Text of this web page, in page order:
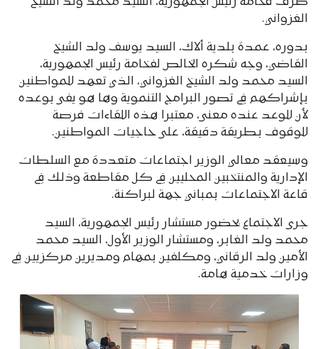
الغزواني.
بدوره، عمدة بلدية ألاك، السيد يوسف ولد الشيخ
القاضي، وجه شكره الخالص لفخامة رئيس الجمهورية،
السيد محمد ولد الشيخ الغزواني، الذي تعهد للمواطنين
بإشراكهم في تصور البرامج التنموية وها هو يفى بوعده
لأن للوعد عنده معنى، معتبرا هذه اللقاءات فرصة
للوقوف بطريقة دقيقة، على حاجيات المواطنين.
وسيعقد معالي الوزير اجتماعات متعددة مع السلطات
الإدارية والمنتخبين المحليين في كل مقاطعة وذلك في
قاعة الاجتماعات بمباني جهة لبراكنة.
جرى الاجتماع بحضور مستشار رئيس الجمهورية، السيد
محمد ولد الغابر، ومستشار الوزير الأول، السيد محمد
الأمين ولد الرقاني، ومكلفين بمهام ومديرين مركزيين في
وزارات خدمية هامة.